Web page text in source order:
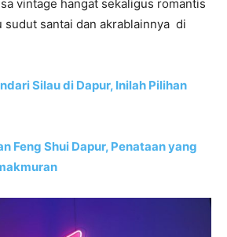
vintage hangat sekaligus romantis
sudut santai dan akrablainnya di
Silau di Dapur, Inilah Pilihan
Feng Shui Dapur, Penataan yang